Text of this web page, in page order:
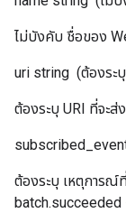
ไม่บังคับ ชื่อของ
uri string (ต้องระ
ต้องระบุ URI ที่จะส่
ต้องระบุ เหตุการณ์